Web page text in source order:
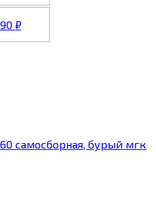
₽
самосборная, бурый мгк